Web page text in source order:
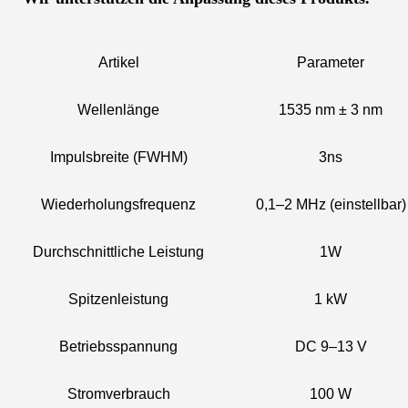
Artikel Parameter
Wellenlänge 1535 nm ± 3 nm
Impulsbreite (FWHM) 3ns
Wiederholungsfrequenz 0,1–2 MHz (einstellbar)
Durchschnittliche Leistung 1W
Spitzenleistung 1 kW
Betriebsspannung DC 9–13 V
Stromverbrauch 100 W